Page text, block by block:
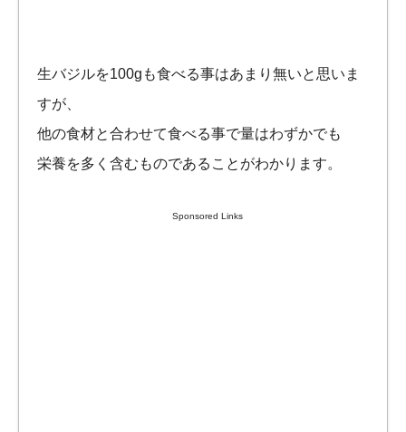
生バジルを100gも食べる事はあまり無いと思いま
すが、
他の食材と合わせて食べる事で量はわずかでも
栄養を多く含むものであることがわかります。
Sponsored Links